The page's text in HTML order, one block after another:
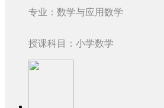
专业：数学与应用数学
授课科目：小学数学